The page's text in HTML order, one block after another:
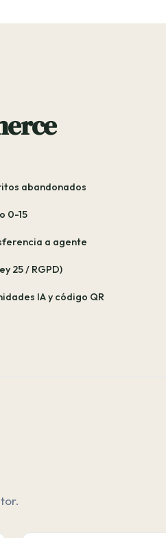
abandonados
0-15
a agente
25 / RGPD)
IA y código QR